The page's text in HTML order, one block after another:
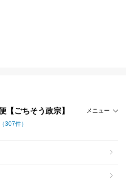
【ごちそう政宗】 メニュー
（307件）